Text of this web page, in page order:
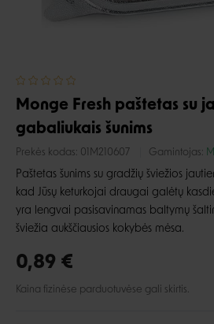
Monge Fresh paštetas su
gabaliukais šunims
Prekės kodas: 01M210607 Gamintojas:
Paštetas šunims su gradžių šviežios
kad Jūsų keturkojai draugai galėtų
yra lengvai pasisavinamas baltymų
šviežia aukščiausios kokybės mėsa.
0,89 €
Kaina fizinėse parduotuvėse gali skirtis.